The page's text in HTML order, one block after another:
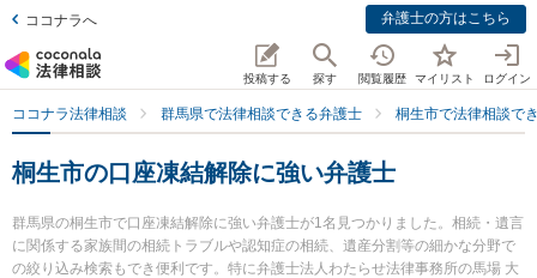
ココナラへ 弁護士の方はこちら
投稿する 探す 閲覧履歴 マイリスト ログイン
ココナラ法律相談 群馬県で法律相談できる弁護士 桐生市で法律相談で
桐生市の口座凍結解除に強い弁護士
群馬県の桐生市で口座凍結解除に強い弁護士が1名見つかりました。相続・遺言
に関係する家族間の相続トラブルや認知症の相続、遺産分割等の細かな分野で
の絞り込み検索もでき便利です。特に弁護士法人わたらせ法律事務所の馬場 大